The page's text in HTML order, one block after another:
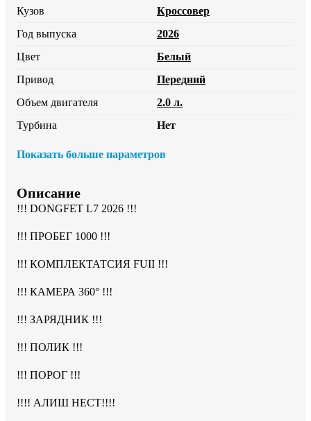
Кузов
Кроссовер
Год выпуска
2026
Цвет
Белый
Привод
Передний
Объем двигателя
2.0 л.
Турбина
Нет
Показать больше параметров
Описание
!!! DONGFET L7 2026 !!!
!!! ПРОБЕГ 1000 !!!
!!! КОМПЛЕКТАТСИЯ FUII !!!
!!! КАМЕРА 360° !!!
!!! ЗАРЯДНИК !!!
!!! ПОЛИК !!!
!!! ПОРОГ !!!
!!!! АЛИШ НЕСТ!!!!